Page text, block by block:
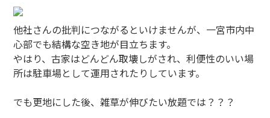
他社さんの批判につながるといけませんが、一宮市内中
心部でも結構な空き地が目立ちます。
やはり、古家はどんどん取壊しがされ、利便性のいい場
所は駐車場として運用されたりしています。
でも更地にした後、雑草が伸びたい放題では？？？